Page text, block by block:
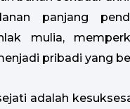
panjang
mulia,
pribadi yang
adalah